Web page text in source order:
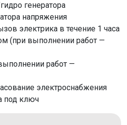
генератора
напряжения
электрика в течение 1 часа
(при выполнении работ —
работ —
электроснабжения
под ключ